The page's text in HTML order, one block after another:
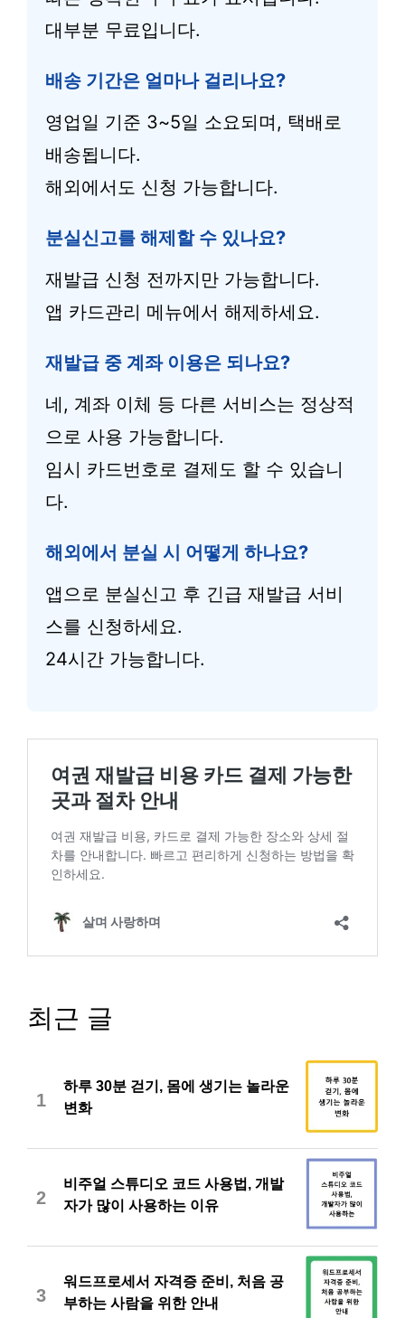
대부분 무료입니다.
배송 기간은 얼마나 걸리나요?
영업일 기준 3~5일 소요되며, 택배로
배송됩니다.
해외에서도 신청 가능합니다.
분실신고를 해제할 수 있나요?
재발급 신청 전까지만 가능합니다.
앱 카드관리 메뉴에서 해제하세요.
재발급 중 계좌 이용은 되나요?
네, 계좌 이체 등 다른 서비스는 정상적
으로 사용 가능합니다.
임시 카드번호로 결제도 할 수 있습니
다.
해외에서 분실 시 어떻게 하나요?
앱으로 분실신고 후 긴급 재발급 서비
스를 신청하세요.
24시간 가능합니다.
최근 글
1
하루 30분 걷기, 몸에 생기는 놀라운
변화
2
비주얼 스튜디오 코드 사용법, 개발
자가 많이 사용하는 이유
3
워드프로세서 자격증 준비, 처음 공
부하는 사람을 위한 안내